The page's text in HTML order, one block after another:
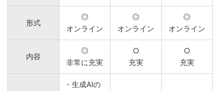
形式
◎
オンライン
◎
オンライン
◎
オンライン
内容
◎
非常に充実
○
充実
○
充実
・生成AIの